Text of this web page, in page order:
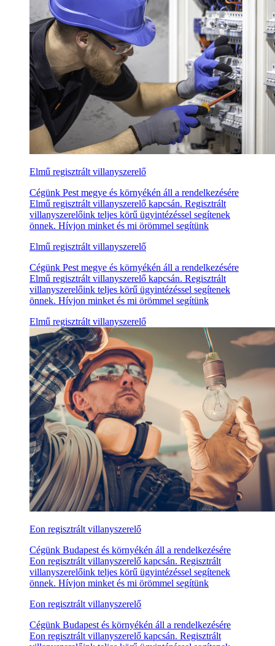
Elmű regisztrált villanyszerelő
Cégünk Pest megye és környékén áll a rendelkezésére
Elmű regisztrált villanyszerelő kapcsán. Regisztrált
villanyszerelőink teljes körű ügyintézéssel segítenek
önnek. Hívjon minket és mi örömmel segítünk
Elmű regisztrált villanyszerelő
Cégünk Pest megye és környékén áll a rendelkezésére
Elmű regisztrált villanyszerelő kapcsán. Regisztrált
villanyszerelőink teljes körű ügyintézéssel segítenek
önnek. Hívjon minket és mi örömmel segítünk
Elmű regisztrált villanyszerelő
Eon regisztrált villanyszerelő
Cégünk Budapest és környékén áll a rendelkezésére
Eon regisztrált villanyszerelő kapcsán. Regisztrált
villanyszerelőink teljes körű ügyintézéssel segítenek
önnek. Hívjon minket és mi örömmel segítünk
Eon regisztrált villanyszerelő
Cégünk Budapest és környékén áll a rendelkezésére
Eon regisztrált villanyszerelő kapcsán. Regisztrált